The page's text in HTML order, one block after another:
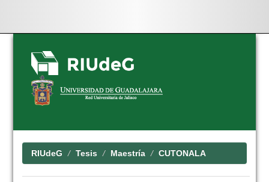
Skip
navigation
RIUdeG Tesis Maestría CUTONALA